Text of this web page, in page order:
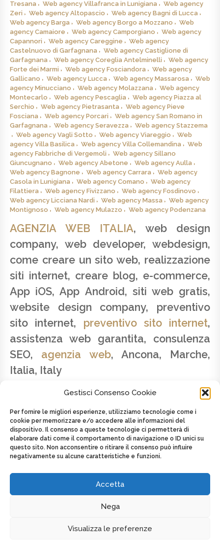
Gestisci Consenso Cookie
Per fornire le migliori esperienze, utilizziamo tecnologie come i
cookie per memorizzare e/o accedere alle informazioni del
dispositivo. Il consenso a queste tecnologie ci permetterà di
elaborare dati come il comportamento di navigazione o ID unici su
questo sito. Non acconsentire o ritirare il consenso può influire
negativamente su alcune caratteristiche e funzioni.
Accetta
Nega
Visualizza le preferenze
Tresana
Web agency Villafranca in Lunigiana
Web agency
Zeri
Web agency Altopascio
Web agency Bagni di Lucca
Web agency Barga
Web agency Borgo a Mozzano
Web
agency Camaiore
Web agency Camporgiano
Web agency
Capannori
Web agency Careggine
Web agency
Castelnuovo di Garfagnana
Web agency Castiglione di
Garfagnana
Web agency Coreglia Antelminelli
Web agency
Forte dei Marmi
Web agency Fosciandora
Web agency
Gallicano
Web agency Lucca Web agency Massarosa
Web
agency Minucciano
Web agency Molazzana
Web agency
Montecarlo
Web agency Pescaglia
Web agency Piazza al
Serchio
Web agency Pietrasanta
Web agency Pieve
Fosciana
Web agency Porcari
Web agency San Romano in
Garfagnana
Web agency Seravezza
Web agency Stazzema
Web agency Vagli Sotto
Web agency Viareggio
Web
agency Villa Basilica
Web agency Villa Collemandina
Web
agency Fabbriche di Vergemoli
Web agency Sillano
Giuncugnano
Web agency Abetone
Web agency Aulla
Web agency Bagnone
Web agency Carrara
Web agency
Casola in Lunigiana
Web agency Comano
Web agency
Filattiera
Web agency Fivizzano
Web agency Fosdinovo
Web agency Licciana Nardi
Web agency Massa
Web agency
Montignoso
Web agency Mulazzo Web agency Podenzana
AGENZIA WEB ITALIA, web design
company, web developer, webdesign,
come creare un sito web, realizzazione
siti internet, creare blog, e-commerce,
App iOS, App Android, siti web gratis,
website design company, preventivo
sito internet, preventivo sito internet,
assistenza web garantita, consulenza
SEO, agenzia web, Ancona, Marche,
Italia, Italy
SAVINO LATTANZIO - P.IVA 02179820424 -
CELL. +39 347.2625439
Posted on
Tagged asAGENZIA WEB,Italia,Italy,Web agency,Web agency,
DISPLAY FOOTER
COPYRIGHT MULTIMEDIA WEB DESIGN - P.IVA 02179820424